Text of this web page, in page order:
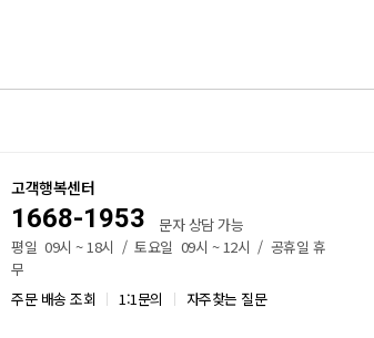
고객행복센터
1668-1953
문자 상담 가능
평일 09시 ~ 18시 / 토요일 09시 ~ 12시 / 공휴일 휴
무
주문 배송 조회
1:1문의 자주찾는 질문